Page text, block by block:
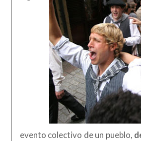
evento colectivo de un pueblo,